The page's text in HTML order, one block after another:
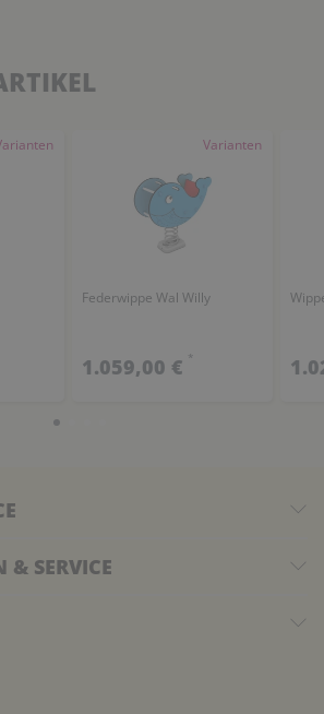
Varianten
Federwippe Wal Willy
1.059,00 € *
& SERVICE